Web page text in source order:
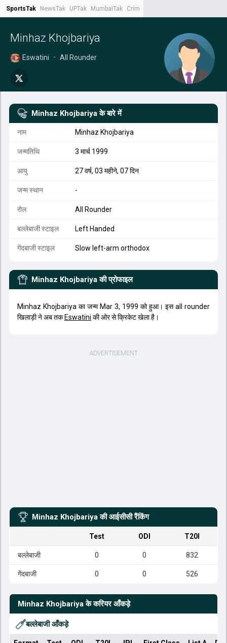
SportsTak NewsTak UPTak MumbaiTak CrimeTak
Minhaz Khojbariya
Eswatini • All Rounder
Minhaz Khojbariya के बारे में
नाम Minhaz Khojbariya
जन्मतिथि 3 मार्च 1999
आयु 27 वर्ष, 03 महीने, 07 दिन
जन्म स्थान -
रोल All Rounder
बल्लेबाजी स्टाइल Left Handed
गेंदबाजी स्टाइल Slow left-arm orthodox
Minhaz Khojbariya की प्रोफाइल
Minhaz Khojbariya का जन्म Mar 3, 1999 को हुआ। इस all rounder
खिलाड़ी ने अब तक Eswatini की ओर से क्रिकेट खेला है।
Minhaz Khojbariya की आईसीसी रैंकिंग
Test ODI T20I
बल्लेबाजी 0 0 832
गेंदबाजी 0 0 526
Minhaz Khojbariya के करियर आँकड़े
बल्लेबाजी आँकड़े